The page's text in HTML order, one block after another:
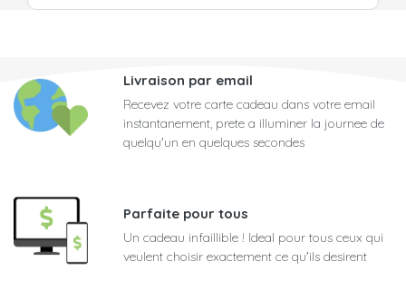
Livraison par email
Recevez votre carte cadeau dans votre email
instantanement, prete a illuminer la journee de
quelqu'un en quelques secondes
Parfaite pour tous
Un cadeau infaillible ! Ideal pour tous ceux qui
veulent choisir exactement ce qu'ils desirent